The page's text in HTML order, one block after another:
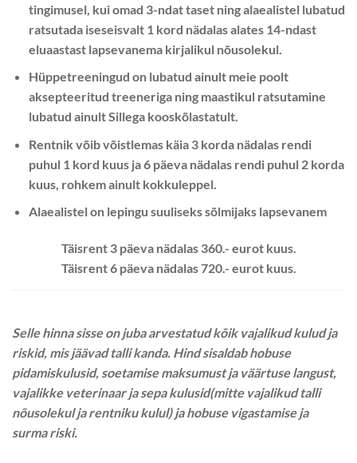
tingimusel, kui omad 3-ndat taset ning alaealistel lubatud
ratsutada iseseisvalt 1 kord nädalas alates 14-ndast
eluaastast lapsevanema kirjalikul nõusolekul.
Hüppetreeningud on lubatud ainult meie poolt
aksepteeritud treeneriga ning maastikul ratsutamine
lubatud ainult Sillega kooskõlastatult.
Rentnik võib võistlemas käia 3 korda nädalas rendi
puhul 1 kord kuus ja 6 päeva nädalas rendi puhul 2 korda
kuus, rohkem ainult kokkuleppel.
Alaealistel on lepingu suuliseks sõlmijaks lapsevanem
Täisrent 3 päeva nädalas 360.- eurot kuus.
Täisrent 6 päeva nädalas 720.- eurot kuus.
Selle hinna sisse on juba arvestatud kõik vajalikud kulud ja
riskid, mis jäävad talli kanda. Hind sisaldab hobuse
pidamiskulusid, soetamise maksumust ja väärtuse langust,
vajalikke veterinaar ja sepa kulusid(mitte vajalikud talli
nõusolekul ja rentniku kulul) ja hobuse vigastamise ja
surma riski.